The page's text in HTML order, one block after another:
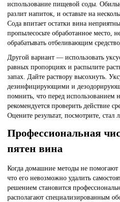
использование пищевой соды.
разлит напиток, и оставьте на
Сода впитает остатки вина
пропылесосьте обработанное место,
обрабатывать отбеливающим
Другой вариант — использовать
равных пропорциях и распылите
запах. Дайте раствору высохнуть.
дезинфицирующими и
помнить, что перед использованием
рекомендуется проверить действие
Оцените результат, посмотрите,
Профессиональная
пятен вина
Когда домашние методы не помогают
что его невозможно удалить
решением становится
располагают специализированным